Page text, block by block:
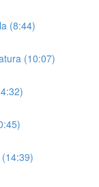
(8:44)
(10:07)